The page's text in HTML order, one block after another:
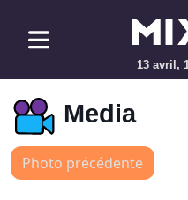
13 avril,
Media
Photo précédente